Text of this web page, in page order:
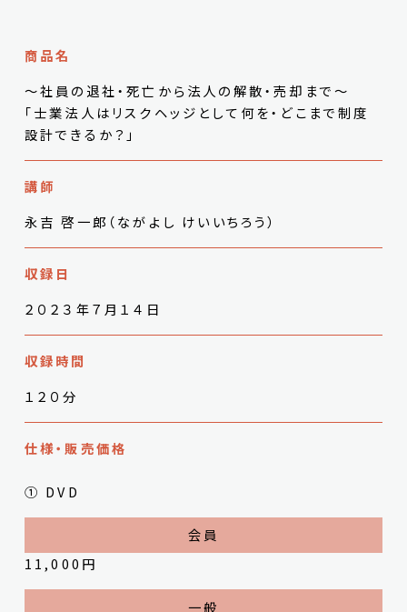
商品名
～社員の退社・死亡から法人の解散・売却まで～
「士業法人はリスクヘッジとして何を・どこまで制度
設計できるか？」
講師
永吉 啓一郎（ながよし けいいちろう）
収録日
２０２３年７月１４日
収録時間
１２０分
仕様・販売価格
① DVD
11,000円